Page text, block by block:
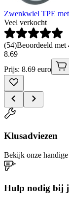
Zwenkwiel TPE
Veel verkocht
(54)Beoordeeld met
8.69
Prijs: 8.69 euro
Klusadviezen
Bekijk onze handige
Hulp nodig bij